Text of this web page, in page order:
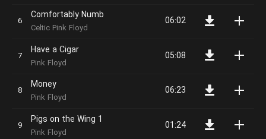
Comfortably Numb
Celtic Pink Floyd
06:02
Have a Cigar
Pink Floyd
05:08
Money
Pink Floyd
06:23
Pigs on the Wing 1
Pink Floyd
01:24